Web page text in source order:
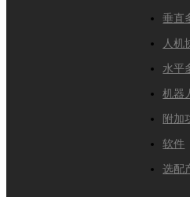
垂直
人机
水平
机器
附加
软件
选配